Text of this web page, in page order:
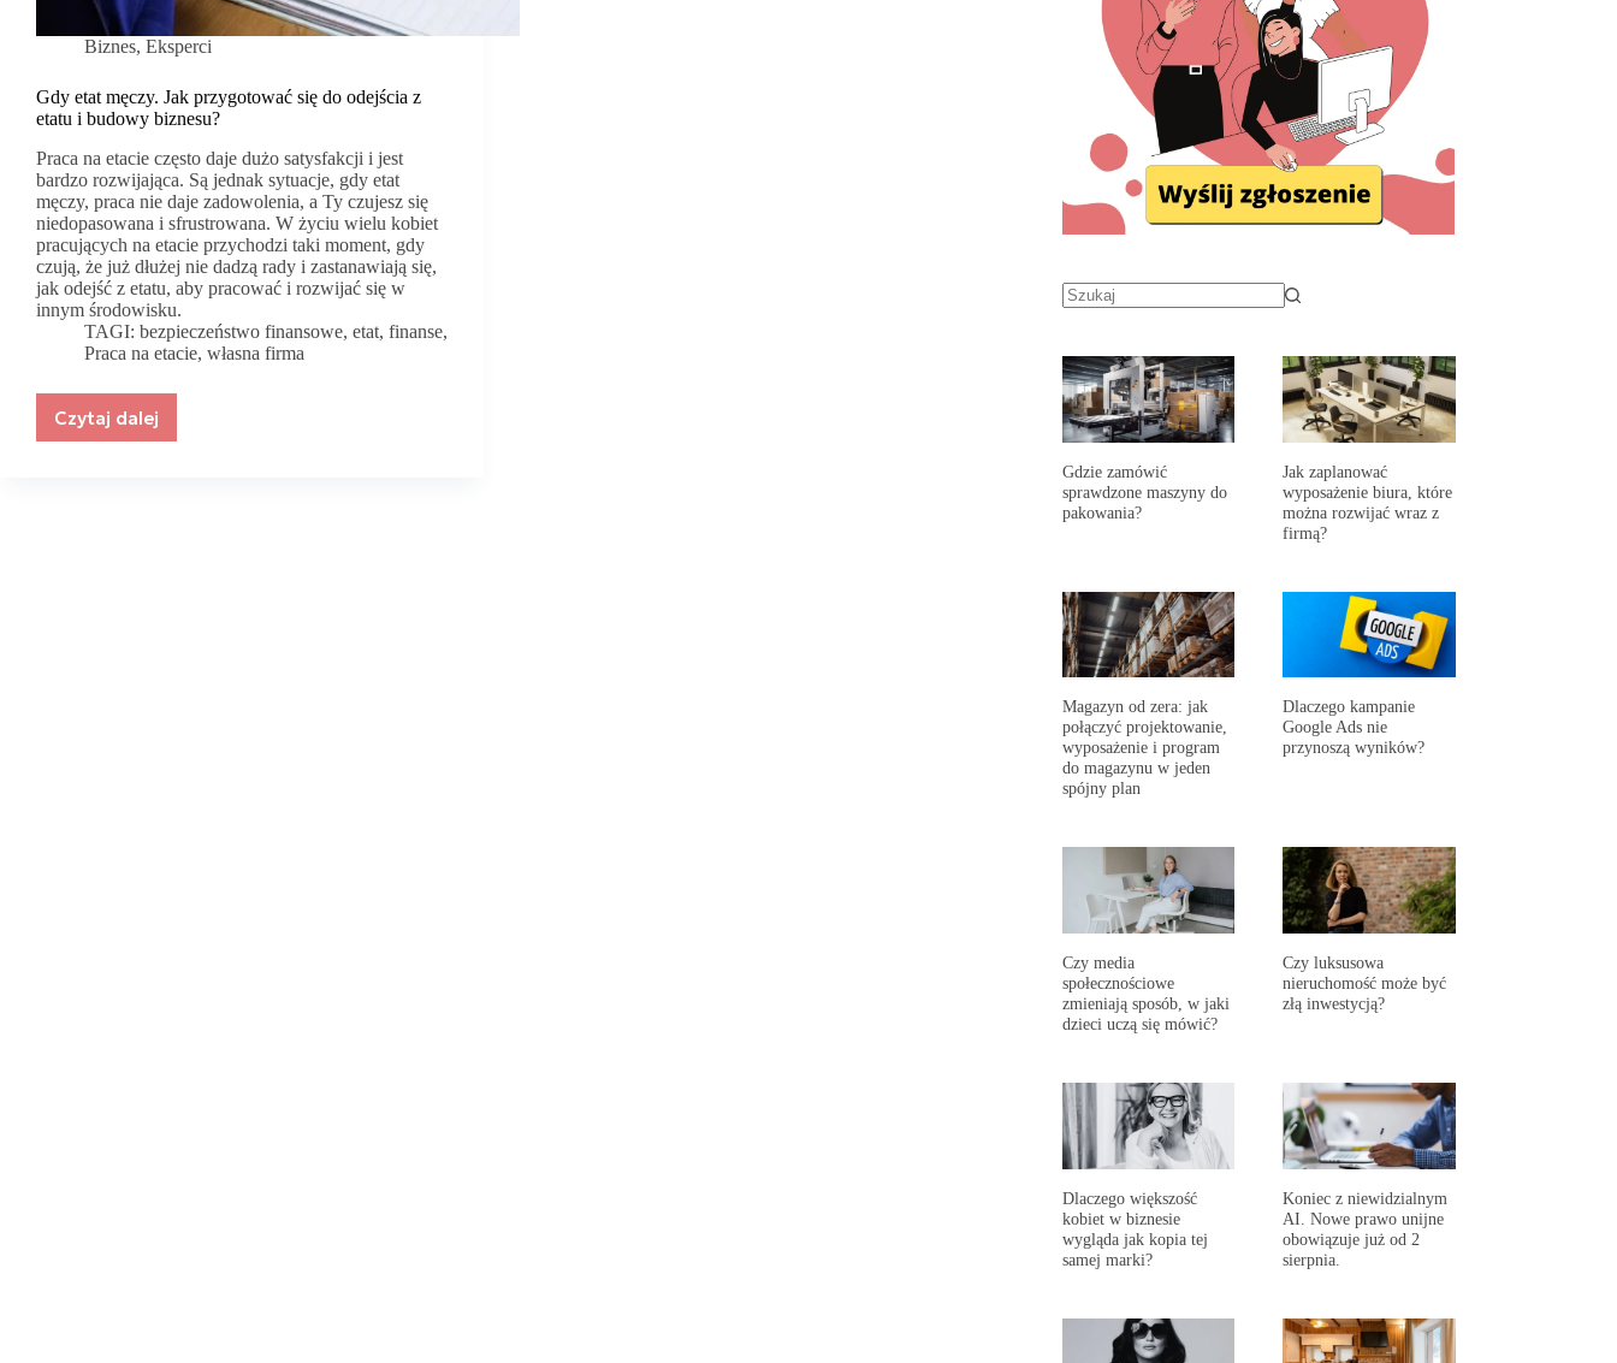
Biznes, Eksperci
Gdy etat męczy. Jak przygotować się do odejścia z
etatu i budowy biznesu?
Praca na etacie często daje dużo satysfakcji i jest
bardzo rozwijająca. Są jednak sytuacje, gdy etat
męczy, praca nie daje zadowolenia, a Ty czujesz się
niedopasowana i sfrustrowana. W życiu wielu kobiet
pracujących na etacie przychodzi taki moment, gdy
czują, że już dłużej nie dadzą rady i zastanawiają się,
jak odejść z etatu, aby pracować i rozwijać się w
innym środowisku.
TAGI: bezpieczeństwo finansowe,etat,finanse,
Praca na etacie, własna firma
Czytaj dalej
Gdy
Gdzie zamówić
sprawdzone maszyny do
pakowania?
Jak zaplanować
wyposażenie biura, które
można rozwijać wraz z
firmą?
Magazyn od zera: jak
połączyć projektowanie,
wyposażenie i program
do magazynu w jeden
spójny plan
Dlaczego kampanie
Google Ads nie
przynoszą wyników?
Czy media
społecznościowe
zmieniają sposób, w jaki
dzieci uczą się mówić?
Czy luksusowa
nieruchomość może być
złą inwestycją?
Dlaczego większość
kobiet w biznesie
wygląda jak kopia tej
samej marki?
Koniec z niewidzialnym
AI. Nowe prawo unijne
obowiązuje już od 2
sierpnia.